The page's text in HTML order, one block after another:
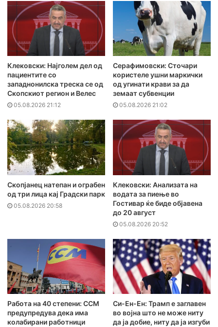
Клековски: Најголем дел од
пациентите сo
западнонилска треска се од
Скопскиот регион и Велес
05.08.2026 21:12
Серафимовски: Сточари
користеле ушни маркички
од угинати крави за да
земаат субвенции
05.08.2026 21:02
Скопјанец натепан и ограбен
од три лица кај Градски парк
05.08.2026 20:58
Клековски: Анализата на
водата за пиење во
Гостивар ќе биде објавена
до 20 август
05.08.2026 20:52
Работа на 40 степени: ССМ
предупредува дека има
колабирани работници
Си-Ен-Ен: Трамп е заглавен
во војна што не може ниту
да ја добие, ниту да ја изгуби